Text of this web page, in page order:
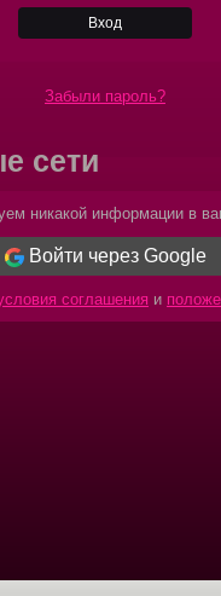
Забыли пароль?
сети
никакой информации в
Войти через Google
соглашения и